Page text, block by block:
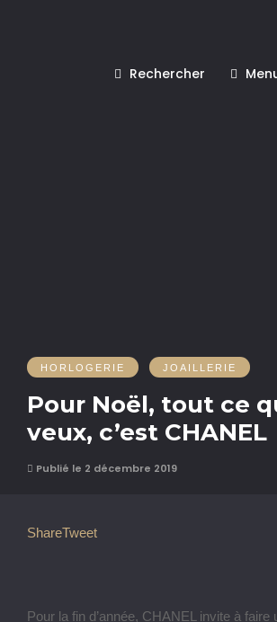
Rechercher
HORLOGERIE JOAILLERIE
Pour Noël, tout ce
veux, c’est CHANEL
Publié le 2 décembre 2019
ShareTweet
Pour la fin d’année, CHANEL invite à